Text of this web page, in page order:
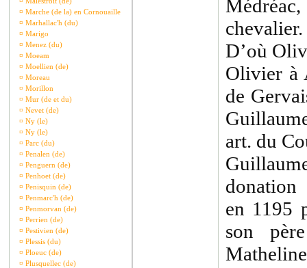
¤ Marche (de la) en Cornouaille
¤ Marhallac'h (du)
¤ Marigo
¤ Menez (du)
¤ Moeam
¤ Moellien (de)
¤ Moreau
¤ Morillon
¤ Mur (de et du)
¤ Nevet (de)
¤ Ny (le)
¤ Ny (le)
¤ Parc (du)
¤ Penalen (de)
¤ Penguern (de)
¤ Penhoet (de)
¤ Penisquin (de)
¤ Penmarc'h (de)
¤ Penmorvan (de)
¤ Perrien (de)
¤ Pestivien (de)
¤ Plessis (du)
¤ Ploeuc (de)
¤ Plusquellec (de)
D’où
Olivier à
de
art. du
donation
en 1195
son